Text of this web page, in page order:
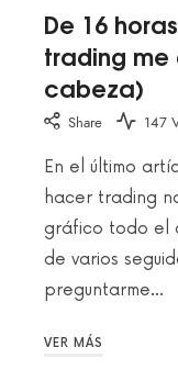
De 16
trading
cabeza)
Share 147
En el último
hacer trading
gráfico todo el
de varios
preguntarme…
VER MÁS